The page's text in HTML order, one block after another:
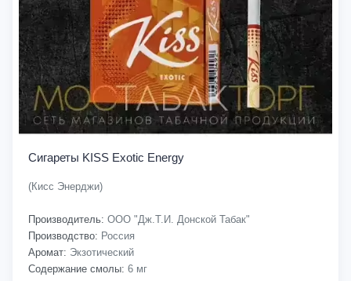
Сигареты KISS Exotic Energy
(Кисс Энерджи)
Производитель: ООО "Дж.Т.И. Донской Табак"
Производство: Россия
Аромат: Экзотический
Содержание смолы: 6 мг